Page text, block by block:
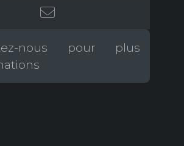
nous pour plus